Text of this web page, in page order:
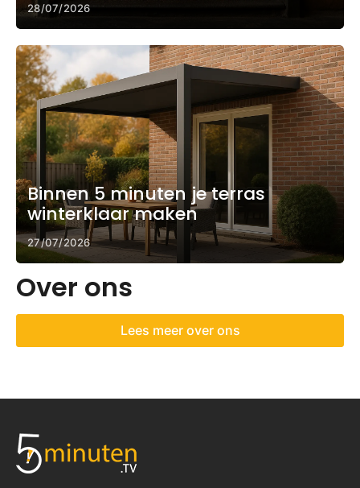
28/07/2026
Binnen 5 minuten je terras
winterklaar maken
27/07/2026
Over ons
Lees meer over ons